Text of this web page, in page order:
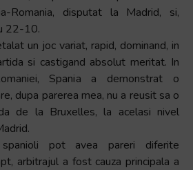
Romania, disputat la Madrid, si,
22-10.
un joc variat, rapid, dominand, in
si castigand absolut meritat. In
Spania a demonstrat o
dupa parerea mea, nu a reusit sa o
de la Bruxelles, la acelasi nivel
spanioli pot avea pareri diferite
arbitrajul a fost cauza principala a